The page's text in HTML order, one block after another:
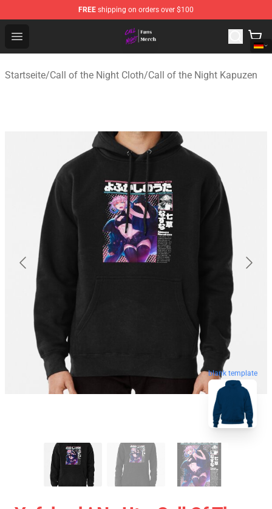
FREE shipping on orders over $100
Open menu
Call of the Night Store - Official Call of the Night
Startseite/Call of the Night Cloth/Call of the Night Kapuzen
blank template